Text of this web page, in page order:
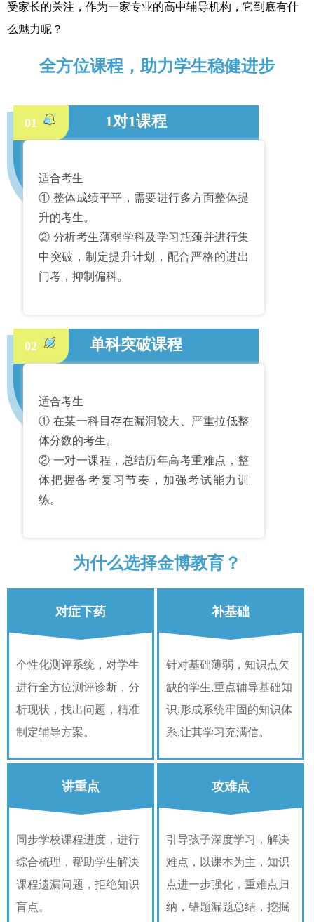
受家长的关注，作为一家专业的高中辅导机构，它到底有什
么魅力呢？
全方位课程，助力学生稳健进步
01 1对1课程
适合考生
① 整体成绩平平，需要进行多方面整体提
升的考生。
② 分析考生薄弱学科及学习瓶颈并进行集
中突破，制定提升计划，配合严格的进出
门考，抑制偏科。
02 单科突破课程
适合考生
① 在某一科目存在漏洞较大、严重拉低整
体分数的考生。
② 一对一课程，总结历年高考重难点，整
体把握备考复习节奏，加强考试能力训
练。
为什么选择金博教育？
对症下药
个性化测评系统，对学生
进行全方位测评诊断，分
析现状，找出问题，精准
制定辅导方案。
补基础
针对基础薄弱，知识点欠
缺的学生,重点辅导基础知
识,形成系统牢固的知识体
系,让其学习充满信。
讲重点
同步学校课程进度，进行
综合梳理，帮助学生解决
课程遗漏问题，拒绝知识
盲点。
攻难点
引导孩子深度学习，解决
难点，以课本为主，知识
点进一步强化，重难点归
纳，错题漏题总结，挖掘